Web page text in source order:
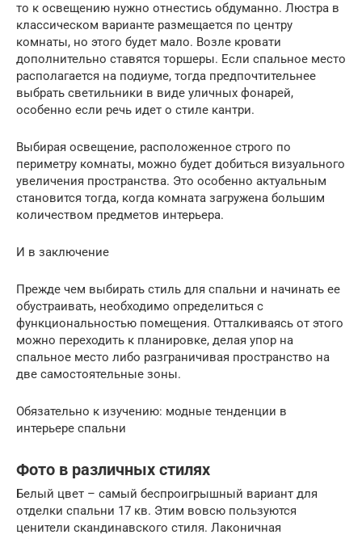
то к освещению нужно отнестись обдуманно. Люстра в
классическом варианте размещается по центру
комнаты, но этого будет мало. Возле кровати
дополнительно ставятся торшеры. Если спальное место
располагается на подиуме, тогда предпочтительнее
выбрать светильники в виде уличных фонарей,
особенно если речь идет о стиле кантри.
Выбирая освещение, расположенное строго по
периметру комнаты, можно будет добиться визуального
увеличения пространства. Это особенно актуальным
становится тогда, когда комната загружена большим
количеством предметов интерьера.
И в заключение
Прежде чем выбирать стиль для спальни и начинать ее
обустраивать, необходимо определиться с
функциональностью помещения. Отталкиваясь от этого
можно переходить к планировке, делая упор на
спальное место либо разграничивая пространство на
две самостоятельные зоны.
Обязательно к изучению: модные тенденции в
интерьере спальни
Фото в различных стилях
Белый цвет – самый беспроигрышный вариант для
отделки спальни 17 кв. Этим вовсю пользуются
ценители скандинавского стиля. Лаконичная